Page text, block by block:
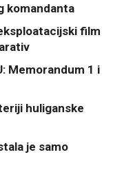
komandanta
film
Memorandum 1 i
huliganske
je samo